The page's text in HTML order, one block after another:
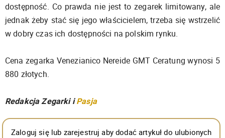
dostępność. Co prawda nie jest to zegarek limitowany, ale
jednak żeby stać się jego właścicielem, trzeba się wstrzelić
w dobry czas ich dostępności na polskim rynku.
Cena zegarka Venezianico Nereide GMT Ceratung wynosi 5
880 złotych.
Redakcja Zegarki iPasja
Zaloguj się lub zarejestruj aby dodać artykuł do ulubionych